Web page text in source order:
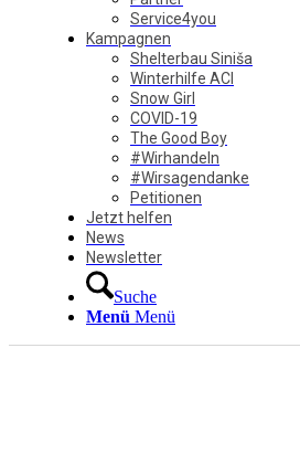
Service4you
Kampagnen
Shelterbau Siniša
Winterhilfe ACI
Snow Girl
COVID-19
The Good Boy
#Wirhandeln
#Wirsagendanke
Petitionen
Jetzt helfen
News
Newsletter
Suche
Menü Menü